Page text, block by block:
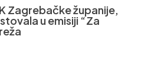
Zagrebačke županije,
u emisiji “Za